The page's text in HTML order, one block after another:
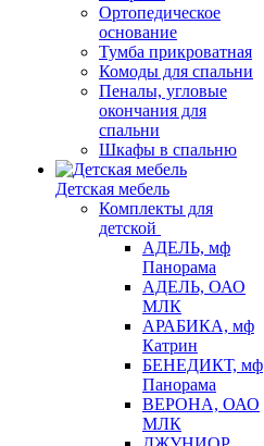
Ортопедическое
основание
Тумба прикроватная
Комоды для спальни
Пеналы, угловые
окончания для
спальни
Шкафы в спальню
Детская мебель
Комплекты для
детской
АДЕЛЬ, мф
Панорама
АДЕЛЬ, ОАО
МЛК
АРАБИКА, мф
Катрин
БЕНЕДИКТ, мф
Панорама
ВЕРОНА, ОАО
МЛК